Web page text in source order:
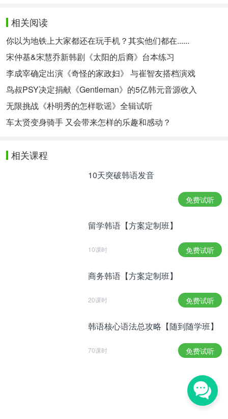
극적으로 작품을
는 대본을 보게 됐다. 대중이 저에게 가지고 있는 선
입견이 안타깝기도 했는데, 극중 재복이가 저와 비슷
한 면을 많이 봤고 그동안 가정생활하면서 재복이와
감정과 상황에 몰입할 수 있을 거라 생각했고 편안한
모습으로 시청자분들에게다가가고 싶어서 선택하게
됐다"고 설명했다.
高素荣对于将《完美的妻子》选为十年来回归作的理
由时解释说“时隔十年后回归接受聚光灯，还有点负
戏会很困难，于是开始主动考虑作品时看到了《完美
的妻子》的剧本。担心大众对我先入为主，看到了剧
中在福和我有许多相似的地方，这段时间过着家庭生
活，觉得能投入到在福的感情和状况中，因为想以舒
이어 부부 호흡을 맞추게 된 윤상현과의 호흡에 대한
배라서 더 조언을 드린다. 그리고 윤상현 씨는 정말
좋은 아빠인 것 같다. 육아에 대한 이야기를 나눠서
그런지 금방 가까워지고 편했다. 촬영장의 분위기 메
이커는 윤상현 씨다"고 말했다.
后来还讲了和饰演夫妻的尹相铉配合的故事。她
说“育儿方面我是前辈，所以给了不少建议。尹相铉
真的是个好爸爸。可能是因为分享了育儿经验，一下
他也是片场的气氛制造者”。
윤상현 역시 고소영과 호흡을 만족스러워 했다. 윤상
현은 고소영과의 연기에 대해 "고소영 씨의 팬이었는
데, 고소영 씨가 이 작품을 하신다는 것도 선택 이유
였다. 고소영 씨와 제가 언제 다시 연기해 볼 수 있을
까 생각했다. 고소영 씨와 연기하는 게 정말 재미있
相关阅读
你以为地铁上大家都还在玩手机？其实他们都在......
宋仲基&宋慧乔新韩剧《太阳的后裔》台本练习
李成宰确定出演《奇怪的家政妇》 与崔智友搭档演戏
鸟叔PSY决定捐献《Gentleman》的5亿韩元音源收入
无限挑战《朴明秀的怎样歌谣》全辑试听
车太贤变身骑手 又会带来怎样的乐趣和感动？
相关课程
10天突破韩语发音
免费试听
留学韩语【方案定制班】
10课时 免费试听
商务韩语【方案定制班】
20课时 免费试听
韩语核心语法总攻略【随到随学班】
70课时 免费试听